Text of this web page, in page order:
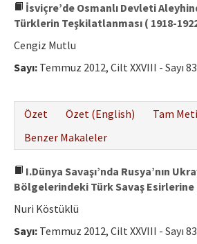
İsviçre’de Osmanlı Devleti
Türklerin Teşkilatlanması ( 1918-
Cengiz Mutlu
Sayı: Temmuz 2012, Cilt XXVIII - Sayı 83
Özet
Özet (English) Tam
Benzer Makaleler
I.Dünya Savaşı’nda Rusya’nın
Bölgelerindeki Türk Savaş Esirlerine
Nuri Köstüklü
Sayı: Temmuz 2012, Cilt XXVIII - Sayı 83